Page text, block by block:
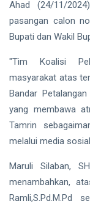
Donald Trump
KPK
PSSI
Ahad (24/11/
pasangan calon
Bupati dan Wakil
"Tim Koalisi
masyarakat atas
Bandar
yang membawa
Tamrin
melalui media
Maruli Silaban,
menambahkan,
Ramli,S.Pd.M.Pd